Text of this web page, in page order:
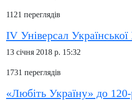
1121 переглядів
IV Універсал
13 січня 2018 р. 15:32
1731 переглядів
«Любіть Україну» до